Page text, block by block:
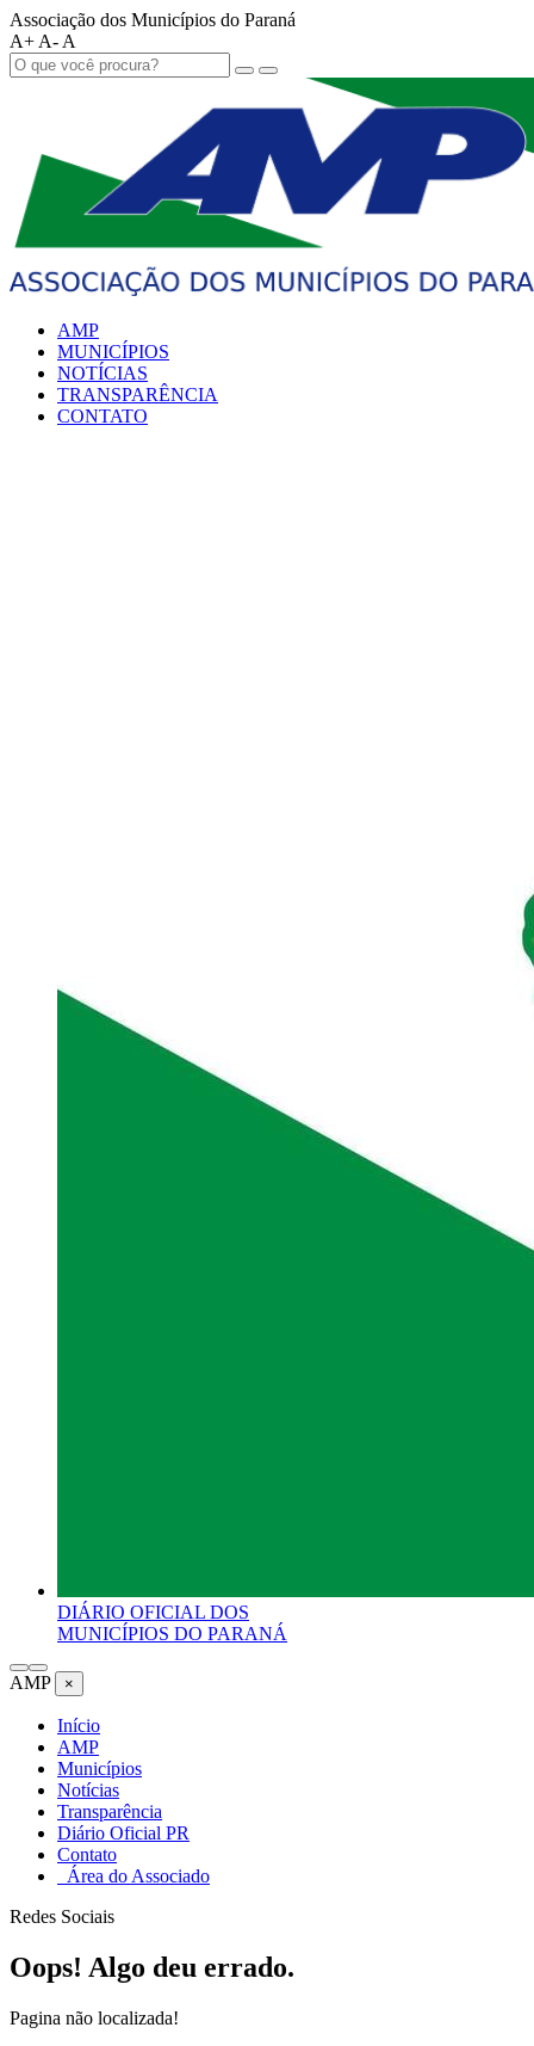
Associação dos Municípios do Paraná
A+ A- A
AMP
MUNICÍPIOS
NOTÍCIAS
TRANSPARÊNCIA
CONTATO
DIÁRIO OFICIAL DOS
MUNICÍPIOS DO PARANÁ
AMP ×
Início
AMP
Municípios
Notícias
Transparência
Diário Oficial PR
Contato
Área do Associado
Redes Sociais
Oops! Algo deu errado.
Pagina não localizada!